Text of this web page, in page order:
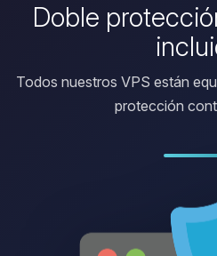
Doble
Todos nuestros VPS están
protección